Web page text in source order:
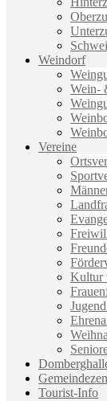
Weindorf
Wein-
Vereine
Kultur
Tourist-Info